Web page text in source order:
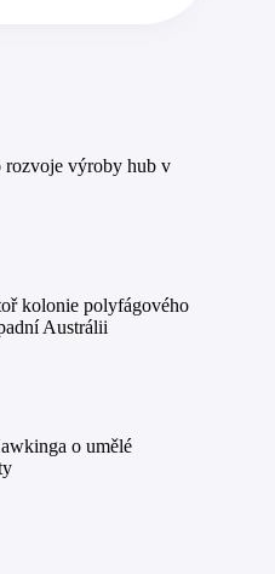
rozvoje výroby hub v
kolonie polyfágového
Austrálii
o umělé